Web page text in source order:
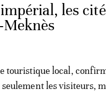
les
Meknès
touristique local,
les visiteurs,